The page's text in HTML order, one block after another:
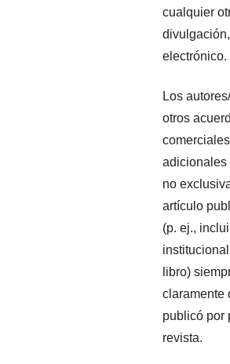
cualquier
electrónico.
Los
otros
adicionales
no
artículo
(p. ej.,
libro)
claramente
publicó por
revista.